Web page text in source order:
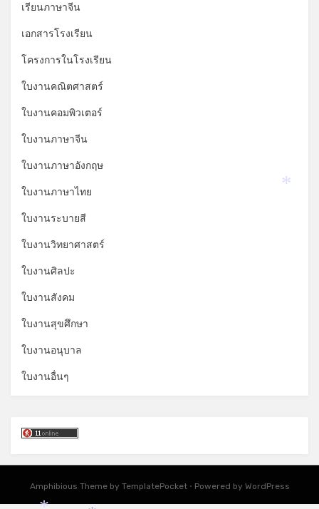
เรียนภาษาจีน
เอกสารโรงเรียน
โครงการในโรงเรียน
ใบงานคณิตศาสตร์
ใบงานคอมพิวเตอร์
ใบงานภาษาจีน
ใบงานภาษาอังกฤษ
ใบงานภาษาไทย
ใบงานระบายสี
ใบงานวิทยาศาสตร์
ใบงานศิลปะ
ใบงานสังคม
ใบงานสุขศึกษา
ใบงานอนุบาล
ใบงานอื่นๆ
Amphibious Theme by TemplatePocket ⋅ Powered by WordPress